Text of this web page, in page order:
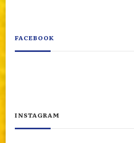
FACEBOOK
INSTAGRAM